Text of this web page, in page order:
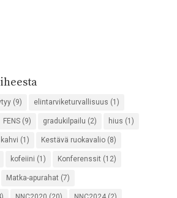
(9) elintarviketurvallisuus (1)
FENS(9) gradukilpailu (2) hius (1)
kahvi (1) Kestävä ruokavalio(8)
kofeiini (1) Konferenssit (12)
Matka-apurahat (7)